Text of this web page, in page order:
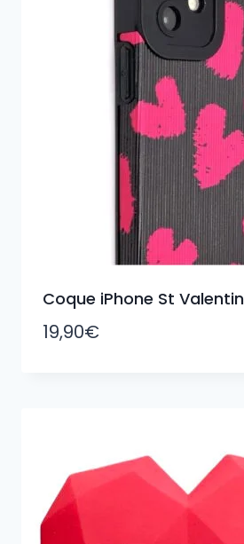
Coque iPhone St Valentin
19,90€